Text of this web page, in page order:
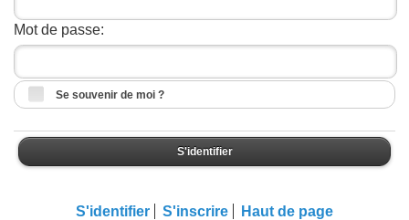
Mot de passe:
Se souvenir de moi ?
S'identifier
S'identifier S'inscrire Haut de page